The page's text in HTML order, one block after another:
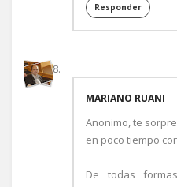
Responder
MARIANO RUANI
Anonimo, te
en poco tiempo
De todas